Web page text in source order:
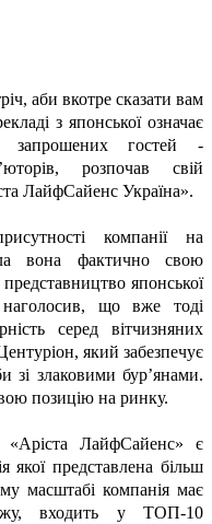
аби вкотре сказати вам
з японської означає
запрошених гостей -
розпочав свій
ЛайфСайенс Україна».
компанії на
вона фактично свою
японської
що вже тоді
серед вітчизняних
який забезпечує
зі злаковими бур’янами.
позицію на ринку.
«Аріста ЛайфСайенс» є
якої представлена більш
масштабі компанія має
входить у ТОП-10